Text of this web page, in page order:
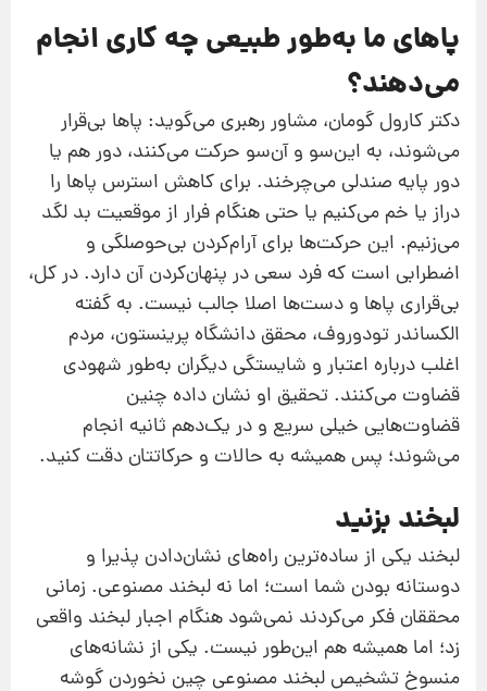
پاهای ما به‌طور طبیعی چه کاری انجام
می‌دهند؟
دکتر کارول گومان، مشاور رهبری می‌گوید: پاها بی‌قرار
می‌شوند، به این‌سو و آن‌سو حرکت می‌کنند، دور هم یا
دور پایه صندلی ‌می‌چرخند. برای کاهش استرس پاها را
دراز یا خم می‌کنیم یا حتی هنگام فرار از موقعیت بد لگد
می‌زنیم. این حرکت‌ها برای آرام‌کردن بی‌حوصلگی و
اضطرابی است که فرد سعی در پنهان‌کردن آن دارد. در کل،
بی‌قراری پاها و دست‌‌ها اصلا جالب نیست. به گفته
الکساندر تودوروف، محقق دانشگاه پرینستون، مردم
اغلب درباره اعتبار و شایستگی دیگران به‌طور شهودی
قضاوت می‌کنند. تحقیق او نشان داده چنین
قضاوت‌هایی خیلی سریع و در یک‌دهم ثانیه انجام
می‌شوند؛ پس همیشه به حالات و حرکاتتان دقت کنید.
لبخند بزنید
لبخند یکی از ساده‌ترین راه‌های نشان‌دادن پذیرا و
دوستانه بودن شما است؛ اما نه لبخند مصنوعی. زمانی
محققان فکر می‌کردند نمی‌شود هنگام اجبار لبخند واقعی
زد؛ اما همیشه هم این‌طور نیست. یکی از نشانه‌های
منسوخ تشخیص لبخند مصنوعی چین‌ نخوردن گوشه